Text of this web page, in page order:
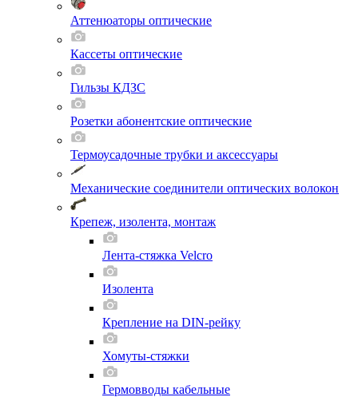
Аттенюаторы оптические
Кассеты оптические
Гильзы КДЗС
Розетки абонентские оптические
Термоусадочные трубки и аксессуары
Механические соединители оптических волокон
Крепеж, изолента, монтаж
Лента-стяжка Velcro
Изолента
Крепление на DIN-рейку
Хомуты-стяжки
Гермовводы кабельные